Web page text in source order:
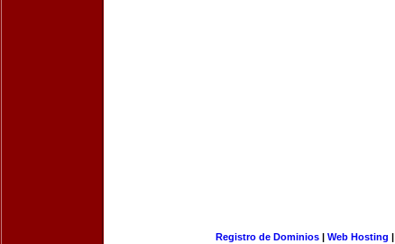
Registro de Dominios| Web Hosting |